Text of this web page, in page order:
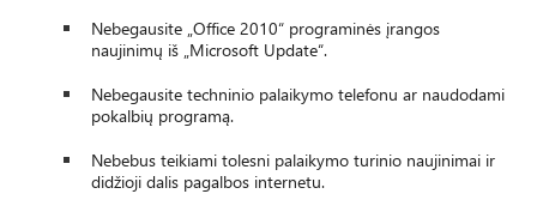
Nebegausite „Office 2010“ programinės įrangos
naujinimų iš „Microsoft Update“.
Nebegausite techninio palaikymo telefonu ar naudodami
pokalbių programą.
Nebebus teikiami tolesni palaikymo turinio naujinimai ir
didžioji dalis pagalbos internetu.